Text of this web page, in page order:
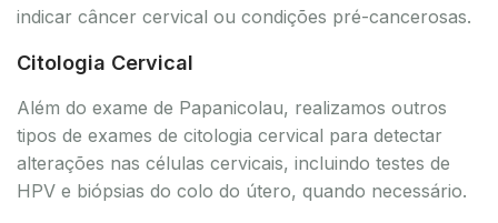
indicar câncer cervical ou condições pré-cancerosas.
Citologia Cervical
Além do exame de Papanicolau, realizamos outros
tipos de exames de citologia cervical para detectar
alterações nas células cervicais, incluindo testes de
HPV e biópsias do colo do útero, quando necessário.